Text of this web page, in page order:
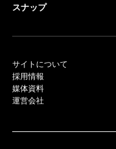
スナップ
サイトについて
採用情報
媒体資料
運営会社